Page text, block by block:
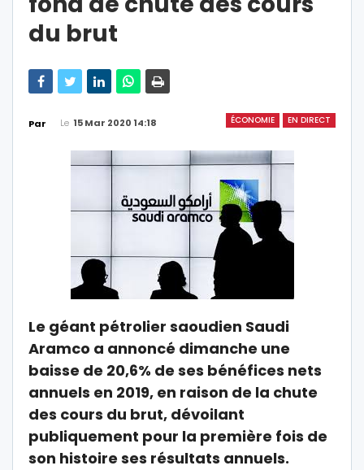
du brut
ÉCONOMIE EN DIRECT
Par Le 15 Mar 2020 14:18
Le géant pétrolier saoudien Saudi
Aramco a annoncé dimanche une
baisse de 20,6% de ses bénéfices nets
annuels en 2019, en raison de la chute
des cours du brut, dévoilant
publiquement pour la première fois de
son histoire ses résultats annuels.